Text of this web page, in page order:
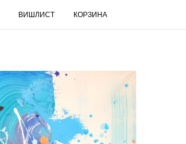
Поиск
КОРЗИНА
ВИШЛИСТ